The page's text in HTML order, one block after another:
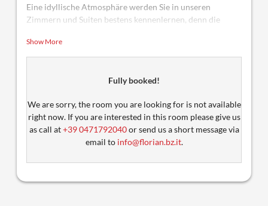
Eine idyllische Atmosphäre werden Sie in unseren
Zimmern und Suiten bestens kennenlernen, denn die
Flair.
Show More
Fully booked!
We are sorry, the room you are looking for is not available
right now. If you are interested in this room please give us
as call at+39 0471792040or send us a short message via
email to info@florian.bz.it.